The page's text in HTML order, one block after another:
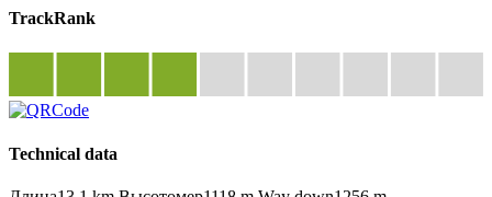
TrackRank
Technical data